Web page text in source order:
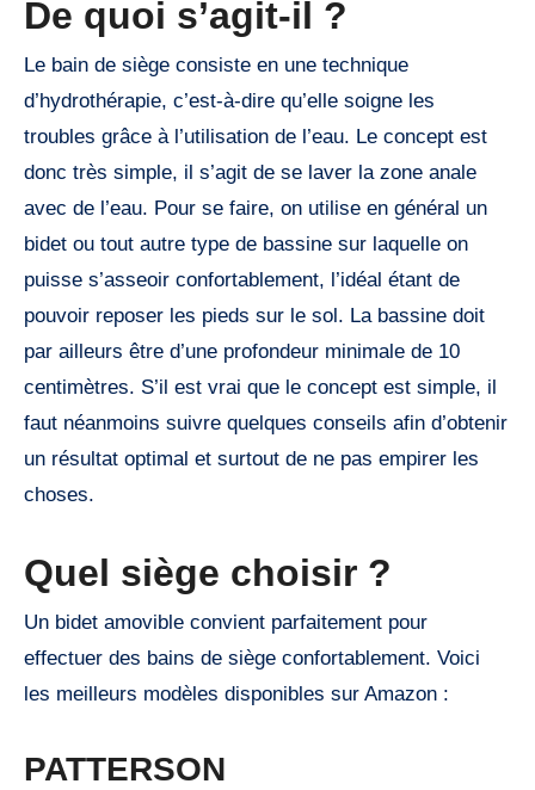
De quoi s’agit-il ?
Le bain de siège consiste en une technique
d’hydrothérapie, c’est-à-dire qu’elle soigne les
troubles grâce à l’utilisation de l’eau. Le concept est
donc très simple, il s’agit de se laver la zone anale
avec de l’eau. Pour se faire, on utilise en général un
bidet ou tout autre type de bassine sur laquelle on
puisse s’asseoir confortablement, l’idéal étant de
pouvoir reposer les pieds sur le sol. La bassine doit
par ailleurs être d’une profondeur minimale de 10
centimètres. S’il est vrai que le concept est simple, il
faut néanmoins suivre quelques conseils afin d’obtenir
un résultat optimal et surtout de ne pas empirer les
choses.
Quel siège choisir ?
Un bidet amovible convient parfaitement pour
effectuer des bains de siège confortablement. Voici
les meilleurs modèles disponibles sur Amazon :
PATTERSON